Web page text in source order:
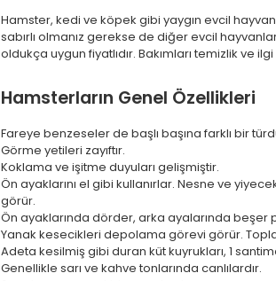
Hamster, kedi ve köpek gibi yaygın evcil
sabırlı olmanız gerekse de diğer evcil
oldukça uygun fiyatlıdır. Bakımları temizlik ve
Hamsterların Genel Özellikleri
Fareye benzeseler de başlı başına farklı bir
Görme yetileri zayıftır.
Koklama ve işitme duyuları gelişmiştir.
Ön ayaklarını el gibi kullanırlar. Nesne ve
görür.
Ön ayaklarında dörder, arka ayalarında beşer
Yanak kesecikleri depolama görevi görür.
Adeta kesilmiş gibi duran küt kuyrukları, 1
Genellikle sarı ve kahve tonlarında canlılardır.